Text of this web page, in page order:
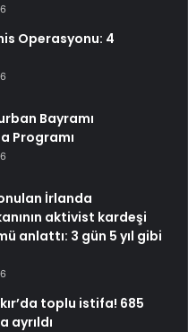
Operasyonu: 4
Bayramı
Programı
İrlanda
aktivist kardeşi
anlattı: 3 gün 5 yıl gibi
toplu istifa! 685
ayrıldı